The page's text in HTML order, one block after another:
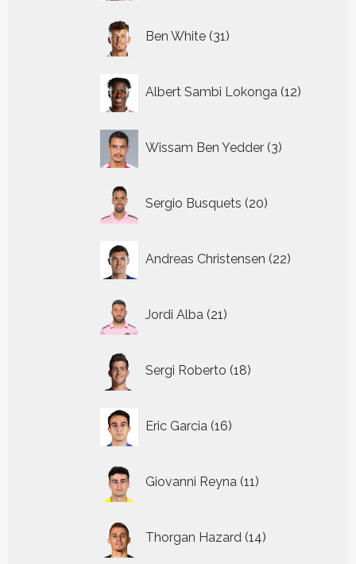
Ben White 31
producten
Albert Sambi Lokonga 12
Wissam Ben Yedder 3
producten
Sergio Busquets 20
producten
Andreas Christensen 22
producten
Jordi Alba 21
producten
Sergi Roberto 18
producten
Eric Garcia 16
producten
Giovanni Reyna 11
producten
Thorgan Hazard 14
producten